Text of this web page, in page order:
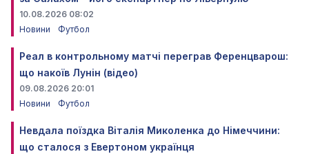
10.08.2026 08:02
Новини
Футбол
Реал в контрольному матчі переграв Ференцварош:
що накоїв Лунін (відео)
09.08.2026 20:01
Новини
Футбол
Невдала поїздка Віталія Миколенка до Німеччини:
що сталося з Евертоном українця